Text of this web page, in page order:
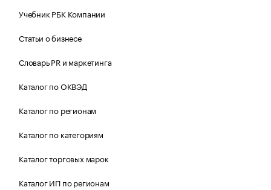
Учебник РБК Компании
Статьи о бизнесе
Словарь PR и маркетинга
Каталог по ОКВЭД
Каталог по регионам
Каталог по категориям
Каталог торговых марок
Каталог ИП по регионам